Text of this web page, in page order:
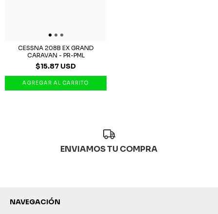
CESSNA 208B EX GRAND
CARAVAN - PR-PML
$15.87 USD
ENVIAMOS TU COMPRA
NAVEGACIÓN